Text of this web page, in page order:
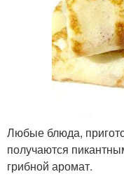
Любые блюда,
получаются
грибной аромат.